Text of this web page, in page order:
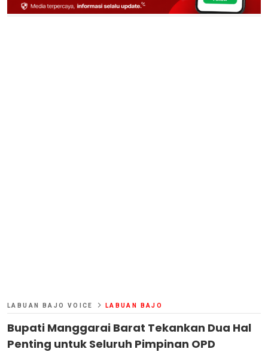
LABUAN BAJO VOICE LABUAN BAJO
Bupati Manggarai Barat Tekankan Dua Hal
Penting untuk Seluruh Pimpinan OPD